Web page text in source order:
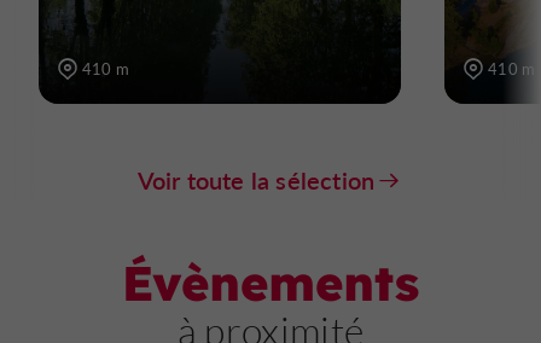
410 m 410 m
Voir toute la sélection
Évènements
à proximité